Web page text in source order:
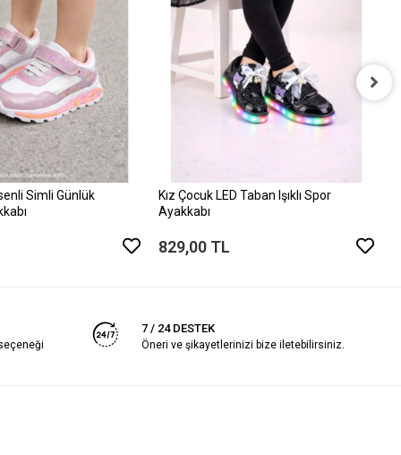
Simli Günlük
Kız Çocuk LED Taban Işıklı Spor
Ayakkabı
829,00 TL
7 / 24 DESTEK
Öneri ve şikayetlerinizi bize iletebilirsiniz.